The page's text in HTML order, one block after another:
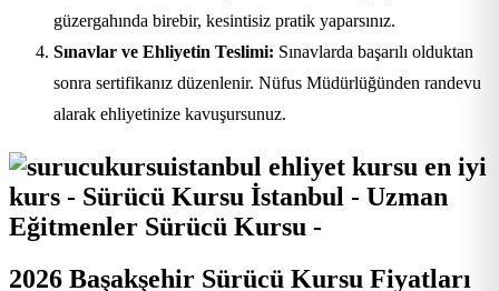
güzergahında birebir, kesintisiz pratik yaparsınız.
Sınavlar ve Ehliyetin Teslimi: Sınavlarda başarılı olduktan
sonra sertifikanız düzenlenir. Nüfus Müdürlüğünden randevu
alarak ehliyetinize kavuşursunuz.
2026 Başakşehir Sürücü Kursu Fiyatları